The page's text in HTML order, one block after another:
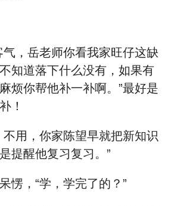
气，岳老师你看我家旺仔这缺
知道落下什么没有，如果有
烦你帮他补一补啊。”最好是
！
不用，你家陈望早就把新知识
提醒他复习复习。”
愣，“学，学完了的？”